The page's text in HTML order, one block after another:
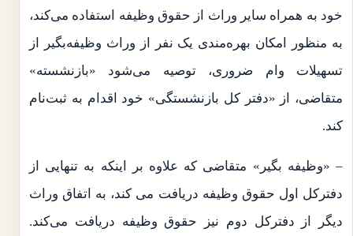
خود به همراه سایر وراث از حقوق وظیفه استفاده می‌کند،
به منظور امکان بهره‌مندی یک نفر از وراث وظیفه‌بگیر از
تسهیلات وام ضروری، توصیه می‌شود «بازنشسته»
متقاضی، از «دفتر کل بازنشستگی» خود اقدام به ثبت‌نام
کند.
– «وظیفه بگیر» متقاضی که علاوه بر اینکه به تنهایی از
دفترکل اول حقوق وظیفه دریافت می کند، به اتفاق وراث
دیگر از دفترکل دوم نیز حقوق وظیفه دریافت می‌کند.